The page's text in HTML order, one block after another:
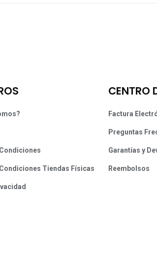
Tiendas Físicas
CENTRO
Factura
Preguntas
Garantías y
Reembolsos